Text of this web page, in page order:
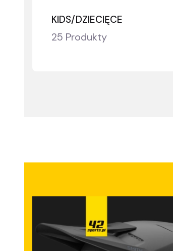
KIDS/DZIECIĘCE
25 Produkty